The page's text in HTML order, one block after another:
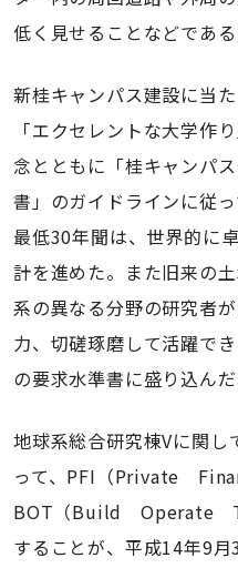
低く見せることなどである
新桂キャンパス建設に当
「エクセレントな大学作
念とともに「桂キャンパ
書」のガイドラインに従
最低30年聞は、世界的に
計を進めた。また旧来の
系の異なる分野の研究者
力、切磋琢磨して活躍で
の要求水準書に盛り込んだ
地球系総合研究棟Vに関
って、PFI（Private
BOT（Build Operate
することが、平成14年9